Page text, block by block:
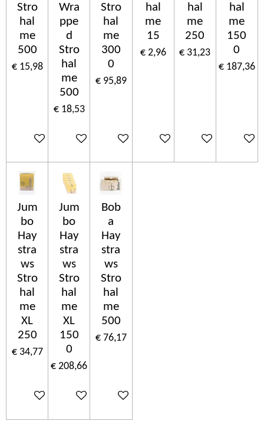
Stro
hal
me
500
€ 15,98
In winkelwagen
Wra
ppe
d
Stro
hal
me
500
€ 18,53
In winkelwagen
Stro
hal
me
300
0
€ 95,89
In winkelwagen
hal
me
15
€ 2,96
In winkelwagen
hal
me
250
€ 31,23
In winkelwagen
hal
me
150
0
€ 187,36
In
Jum
bo
Hay
stra
ws
Stro
hal
me
XL
250
€ 34,77
In winkelwagen
Jum
bo
Hay
stra
ws
Stro
hal
me
XL
150
0
€ 208,66
In winkelwagen
Bob
a
Hay
stra
ws
Stro
hal
me
500
€ 76,17
In winkelwagen